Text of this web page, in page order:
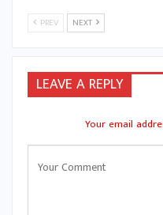
PREV NEXT
LEAVE A REPLY
Your email